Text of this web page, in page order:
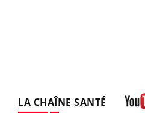
LA CHAÎNE SANTÉ